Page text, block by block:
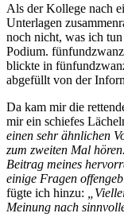
Als der Kollege nach
Unterlagen
noch nicht, was ich
Podium.
blickte in
abgefüllt von der
Da kam mir die
mir ein schiefes
einen sehr ähnlichen
zum zweiten Mal
Beitrag meines
einige Fragen
fügte ich hinzu:
Meinung nach